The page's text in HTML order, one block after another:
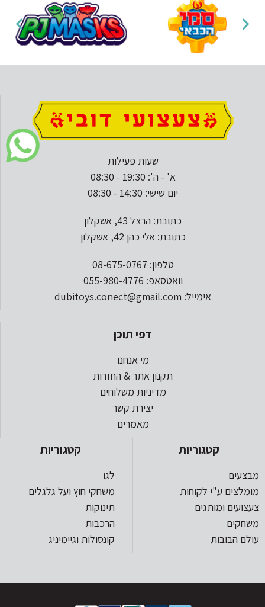
שעות פעילות
א' - ה': 19:30 - 08:30
יום שישי: 14:30 - 08:30
כתובת: הרצל 43, אשקלון
כתובת: אלי כהן 42, אשקלון
טלפון: 08-675-0767
וואטסאפ: 055-980-4776
אימייל: dubitoys.conect@gmail.com
דפי תוכן
מי אנחנו
תקנון אתר & החזרות
מדיניות משלוחים
יצירת קשר
מאמרים
קטגוריות
מבצעים
מומלצים ע"י לקוחות
צעצועים ומותגים
משחקים
עולם הבובות
קטגוריות
לגו
משחקי חוץ ועל גלגלים
תינוקות
הרכבות
קונסולות וגיימיניג